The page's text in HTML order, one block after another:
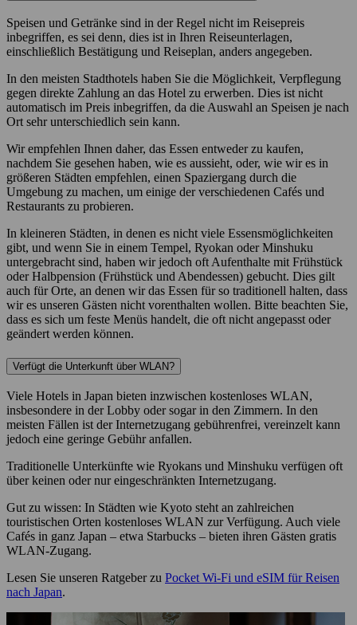
Speisen und Getränke sind in der Regel nicht im Reisepreis
inbegriffen, es sei denn, dies ist in Ihren Reiseunterlagen,
einschließlich Bestätigung und Reiseplan, anders angegeben.
In den meisten Stadthotels haben Sie die Möglichkeit, Verpflegung
gegen direkte Zahlung an das Hotel zu erwerben. Dies ist nicht
automatisch im Preis inbegriffen, da die Auswahl an Speisen je nach
Ort sehr unterschiedlich sein kann.
Wir empfehlen Ihnen daher, das Essen entweder zu kaufen,
nachdem Sie gesehen haben, wie es aussieht, oder, wie wir es in
größeren Städten empfehlen, einen Spaziergang durch die
Umgebung zu machen, um einige der verschiedenen Cafés und
Restaurants zu probieren.
​​​​​In kleineren Städten, in denen es nicht viele Essensmöglichkeiten
gibt, und wenn Sie in einem Tempel, Ryokan oder Minshuku
untergebracht sind, haben wir jedoch oft Aufenthalte mit Frühstück
oder Halbpension (Frühstück und Abendessen) gebucht. Dies gilt
auch für Orte, an denen wir das Essen für so traditionell halten, dass
wir es unseren Gästen nicht vorenthalten wollen. Bitte beachten Sie,
dass es sich um feste Menüs handelt, die oft nicht angepasst oder
geändert werden können.
Verfügt die Unterkunft über WLAN?
Viele Hotels in Japan bieten inzwischen kostenloses WLAN,
insbesondere in der Lobby oder sogar in den Zimmern. In den
meisten Fällen ist der Internetzugang gebührenfrei, vereinzelt kann
jedoch eine geringe Gebühr anfallen.
Traditionelle Unterkünfte wie Ryokans und Minshuku verfügen oft
über keinen oder nur eingeschränkten Internetzugang.
Gut zu wissen: In Städten wie Kyoto steht an zahlreichen
touristischen Orten kostenloses WLAN zur Verfügung. Auch viele
Cafés in ganz Japan – etwa Starbucks – bieten ihren Gästen gratis
WLAN-Zugang.
Lesen Sie unseren Ratgeber zu Pocket Wi-Fi und eSIM für Reisen
nach Japan.